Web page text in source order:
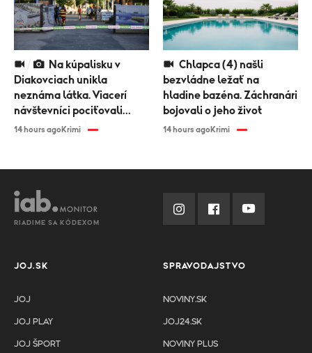
Diakovciach unikla
neznáma látka. Viacerí
návštevníci pociťovali
zdravotné problémy
14 hours agoKrimi
bezvládne ležať na
hladine bazéna. Záchranári
bojovali o jeho život
14 hours agoKrimi
RIADIME SA KÓDEXOM
JOJ.SK
JOJ
JOJ PLAY
JOJ ŠPORT
SPRAVODAJSTVO
NOVINY.SK
JOJ24.SK
NOVINY PLUS